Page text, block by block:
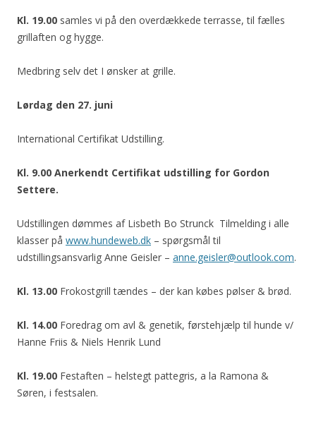
Kl. 19.00 samles vi på den overdækkede terrasse, til fælles
grillaften og hygge.
Medbring selv det I ønsker at grille.
Lørdag den 27. juni
International Certifikat Udstilling.
Kl. 9.00 Anerkendt Certifikat udstilling for Gordon
Settere.
Udstillingen dømmes af Lisbeth Bo Strunck Tilmelding i alle
klasser på www.hundeweb.dk – spørgsmål til
udstillingsansvarlig Anne Geisler – anne.geisler@outlook.com.
Kl. 13.00 Frokostgrill tændes – der kan købes pølser & brød.
Kl. 14.00 Foredrag om avl & genetik, førstehjælp til hunde v/
Hanne Friis & Niels Henrik Lund
Kl. 19.00 Festaften – helstegt pattegris, a la Ramona &
Søren, i festsalen.